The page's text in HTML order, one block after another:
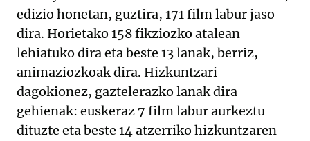
edizio honetan, guztira, 171 film labur jaso
dira. Horietako 158 fikziozko atalean
lehiatuko dira eta beste 13 lanak, berriz,
animaziozkoak dira. Hizkuntzari
dagokionez, gaztelerazko lanak dira
gehienak: euskeraz 7 film labur aurkeztu
dituzte eta beste 14 atzerriko hizkuntzaren